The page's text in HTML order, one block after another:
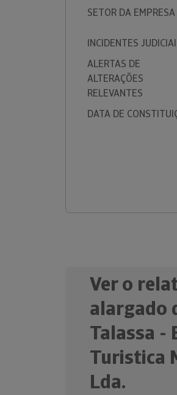
SETOR DA EMPRESA
INCIDENTES
ALERTAS DE
ALTERAÇÕES
RELEVANTES
DATA DE
Ver o
alargado
Talassa -
Turistica
Lda.